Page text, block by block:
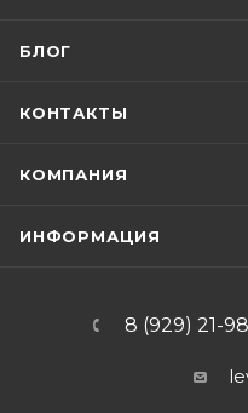
БЛОГ
КОНТАКТЫ
КОМПАНИЯ
ИНФОРМАЦИЯ
8 (929) 21-